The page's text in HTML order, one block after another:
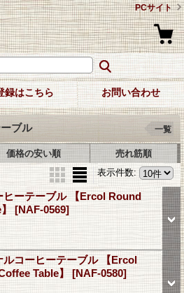
PCサイト
録はこちら お問い合わせ
ブル 一覧
価格の安い順
売れ筋順
表示件数:
ヒーテーブル 【Ercol Round
[NAF-0569]
ルコーヒーテーブル 【Ercol
Table】 [NAF-0580]